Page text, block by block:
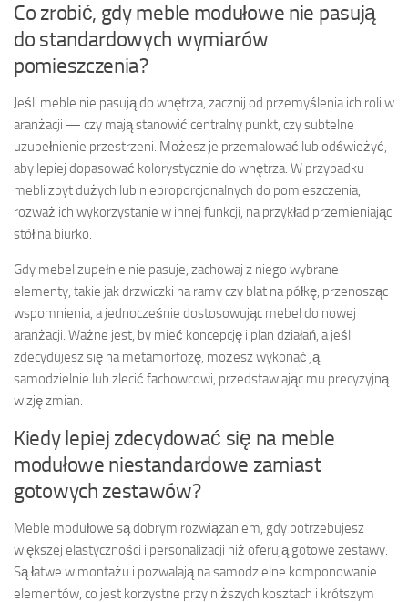
Co zrobić, gdy meble modułowe nie pasują
do standardowych wymiarów
pomieszczenia?
Jeśli meble nie pasują do wnętrza, zacznij od przemyślenia ich roli w
aranżacji — czy mają stanowić centralny punkt, czy subtelne
uzupełnienie przestrzeni. Możesz je przemalować lub odświeżyć,
aby lepiej dopasować kolorystycznie do wnętrza. W przypadku
mebli zbyt dużych lub nieproporcjonalnych do pomieszczenia,
rozważ ich wykorzystanie w innej funkcji, na przykład przemieniając
stół na biurko.
Gdy mebel zupełnie nie pasuje, zachowaj z niego wybrane
elementy, takie jak drzwiczki na ramy czy blat na półkę, przenosząc
wspomnienia, a jednocześnie dostosowując mebel do nowej
aranżacji. Ważne jest, by mieć koncepcję i plan działań, a jeśli
zdecydujesz się na metamorfozę, możesz wykonać ją
samodzielnie lub zlecić fachowcowi, przedstawiając mu precyzyjną
wizję zmian.
Kiedy lepiej zdecydować się na meble
modułowe niestandardowe zamiast
gotowych zestawów?
Meble modułowe są dobrym rozwiązaniem, gdy potrzebujesz
większej elastyczności i personalizacji niż oferują gotowe zestawy.
Są łatwe w montażu i pozwalają na samodzielne komponowanie
elementów, co jest korzystne przy niższych kosztach i krótszym